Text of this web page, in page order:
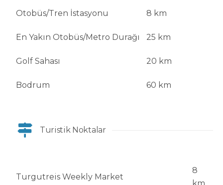
Otobüs/Tren İstasyonu 8 km
En Yakın Otobüs/Metro Durağı 25 km
Golf Sahası 20 km
Bodrum 60 km
Turistik Noktalar
Turgutreis Weekly Market
8